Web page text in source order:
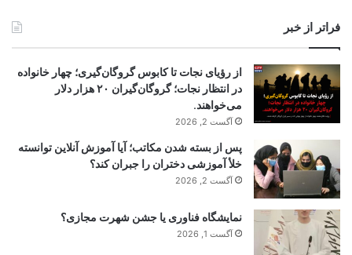
فراتر از خبر
از رؤیای نجات تا کابوس گروگان‌گیری؛ چهار خانواده
در انتظار نجات؛ گروگان‌گیران ۲۰ هزار دلار
می‌خواهند.
آگست 2, 2026
پس از بسته شدن مکاتب؛ آیا آموزش آنلاین توانسته
خلأ آموزشی دختران را جبران کند؟
آگست 2, 2026
نمایشگاه فناوری یا جشن شهرت مجازی؟
آگست 1, 2026